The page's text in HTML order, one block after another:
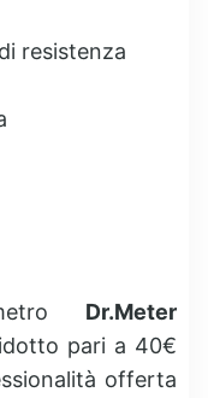
resistenza
Dr.Meter
pari a 40€
offerta